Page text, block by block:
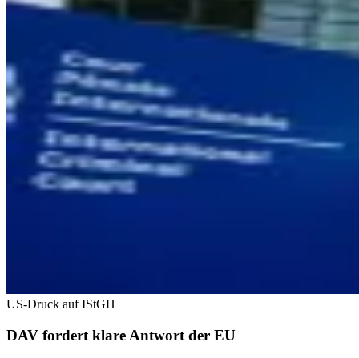
US-Druck auf IStGH
DAV fordert klare Antwort der EU